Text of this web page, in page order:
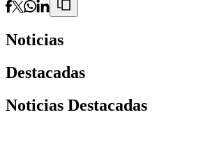
Noticias
Destacadas
Noticias Destacadas